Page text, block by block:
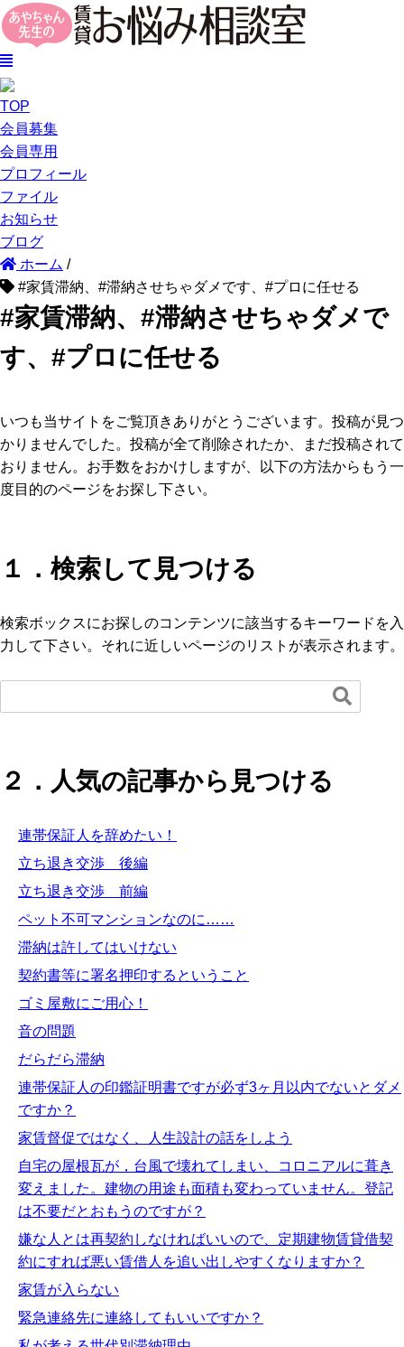
TOP
会員募集
会員専用
プロフィール
ファイル
お知らせ
ブログ
ホーム /
#家賃滞納、#滞納させちゃダメです、#プロに任せる
#家賃滞納、#滞納させちゃダメで
す、#プロに任せる
いつも当サイトをご覧頂きありがとうございます。投稿が見つ
かりませんでした。投稿が全て削除されたか、まだ投稿されて
おりません。お手数をおかけしますが、以下の方法からもう一
度目的のページをお探し下さい。
１．検索して見つける
検索ボックスにお探しのコンテンツに該当するキーワードを入
力して下さい。それに近しいページのリストが表示されます。

２．人気の記事から見つける
連帯保証人を辞めたい！
立ち退き交渉 後編
立ち退き交渉 前編
ペット不可マンションなのに……
滞納は許してはいけない
契約書等に署名押印するということ
ゴミ屋敷にご用心！
音の問題
だらだら滞納
連帯保証人の印鑑証明書ですが必ず3ヶ月以内でないとダメ
ですか？
家賃督促ではなく、人生設計の話をしよう
自宅の屋根瓦が，台風で壊れてしまい、コロニアルに葺き
変えました。建物の用途も面積も変わっていません。登記
は不要だとおもうのですが？
嫌な人とは再契約しなければいいので、定期建物賃貸借契
約にすれば悪い賃借人を追い出しやすくなりますか？
家賃が入らない
緊急連絡先に連絡してもいいですか？